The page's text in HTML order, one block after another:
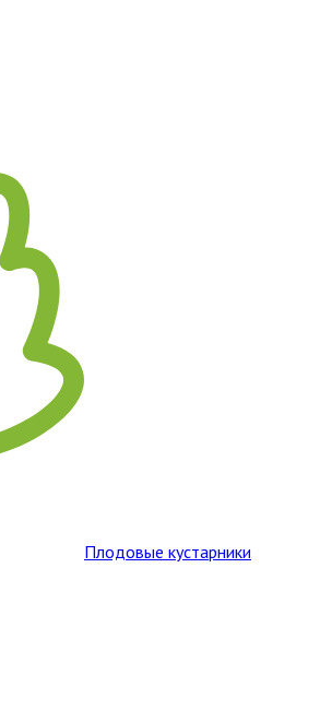
Плодовые кустарники